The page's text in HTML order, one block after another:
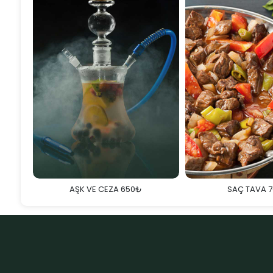
AŞK VE CEZA 650₺ SAÇ TAVA